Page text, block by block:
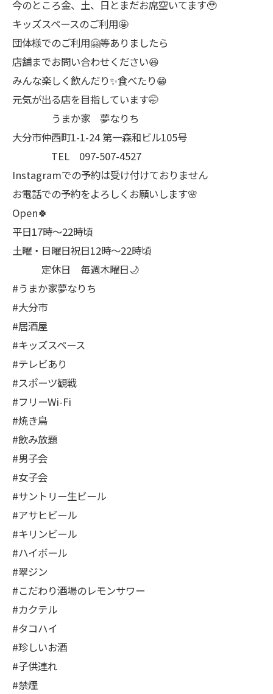
今のところ金、土、日とまだお席空いてます🥹
キッズスペースのご利用🤩
団体様でのご利用🤗等ありましたら
店舗までお問い合わせください😆
みんな楽しく飲んだり✨食べたり😁
元気が出る店を目指しています🤭
うまか家 夢なりち
大分市仲西町1-1-24 第一森和ビル105号
TEL 097-507-4527
Instagramでの予約は受け付けておりません
お電話での予約をよろしくお願いします🌸
Open🍀
平日17時～22時頃
土曜・日曜日祝日12時〜22時頃
定休日 毎週木曜日🌙
#うまか家夢なりち
#大分市
#居酒屋
#キッズスペース
#テレビあり
#スポーツ観戦
#フリーWi-Fi
#焼き鳥
#飲み放題
#男子会
#女子会
#サントリー生ビール
#アサヒビール
#キリンビール
#ハイボール
#翠ジン
#こだわり酒場のレモンサワー
#カクテル
#タコハイ
#珍しいお酒
#子供連れ
#禁煙